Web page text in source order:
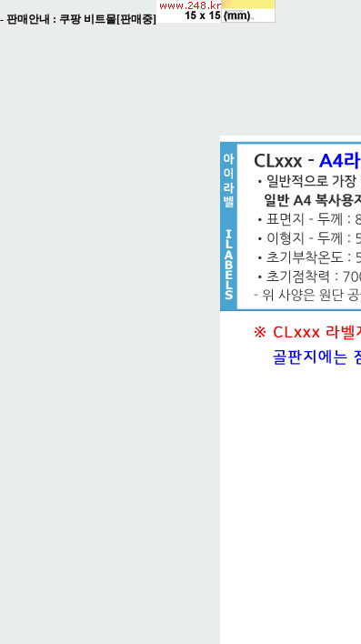
- 판매안내 : 쿠팡 비트몰[판매중]